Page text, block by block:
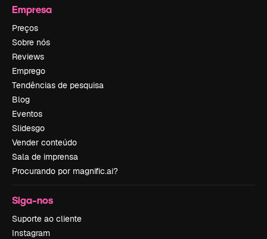
Empresa
Preços
Sobre nós
Reviews
Emprego
Tendências de pesquisa
Blog
Eventos
Slidesgo
Vender conteúdo
Sala de imprensa
Procurando por magnific.ai?
Siga-nos
Suporte ao cliente
Instagram